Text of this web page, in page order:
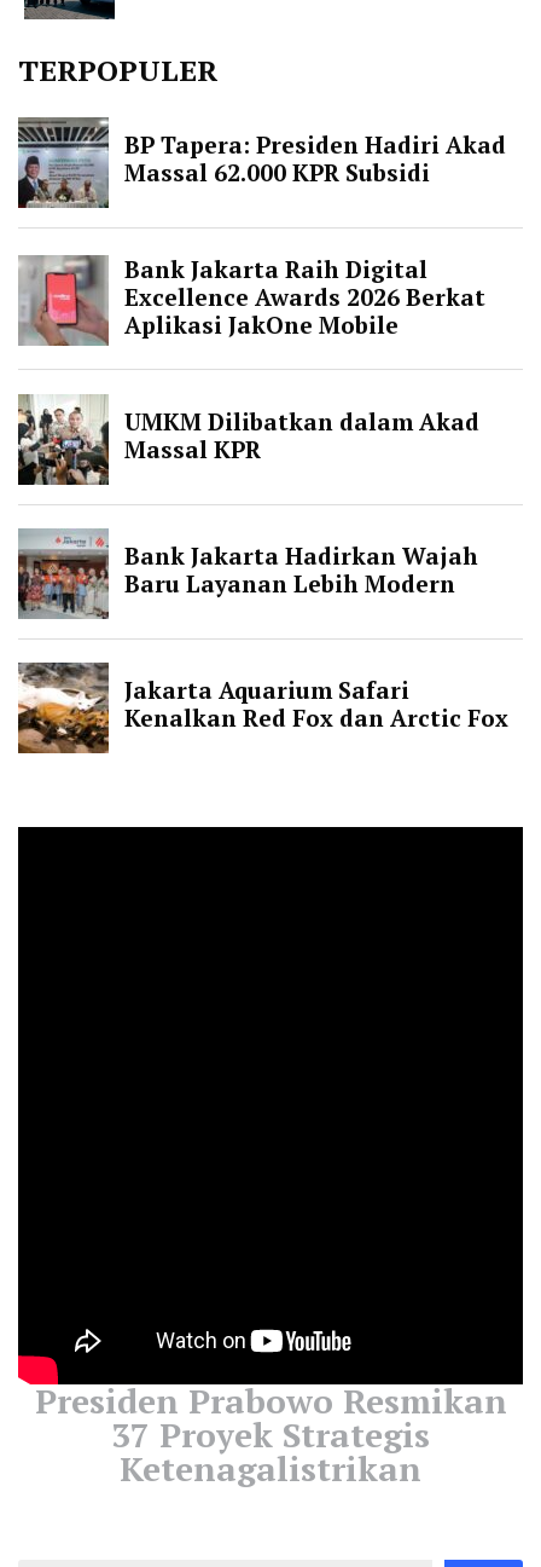
TERPOPULER
Presiden Prabowo Resmikan
37 Proyek Strategis
Ketenagalistrikan